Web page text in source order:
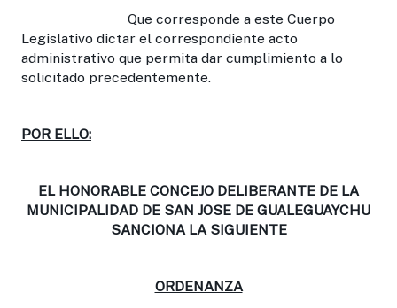
Que corresponde a este Cuerpo
Legislativo dictar el correspondiente acto
administrativo que permita dar cumplimiento a lo
solicitado precedentemente.
POR ELLO:
EL HONORABLE CONCEJO DELIBERANTE DE LA
MUNICIPALIDAD DE SAN JOSE DE GUALEGUAYCHU
SANCIONA LA SIGUIENTE
ORDENANZA